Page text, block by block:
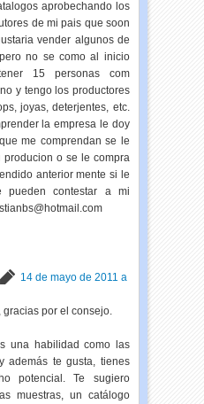
aprobechando los
de mi pais que soon
vender algunos de
no se como al inicio
15 personas com
y tengo los productores
joyas, deterjentes, etc.
la empresa le doy
me comprendan se le
producion o se le compra
anterior mente si le
pueden contestar a mi
14 de mayo de 2011 a
por el consejo.
una habilidad como las
además te gusta, tienes
potencial. Te sugiero
muestras, un catálogo